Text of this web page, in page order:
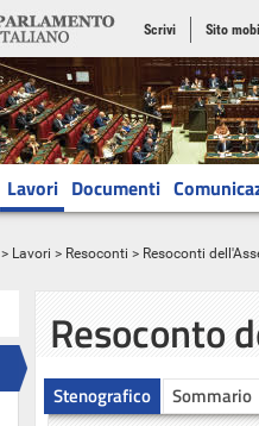
Scrivi Sito
Lavori Documenti
> Lavori > Resoconti > Resoconti
Resoconto
Stenografico Sommario